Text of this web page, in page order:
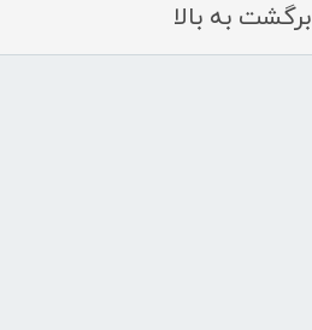
برگشت به بالا